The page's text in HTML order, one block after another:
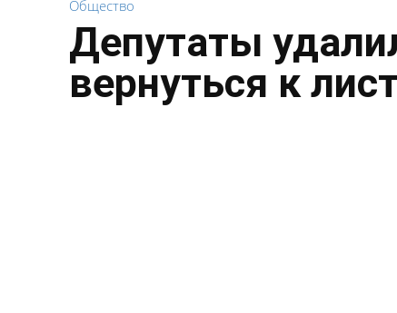
Общество
Депутаты
вернуться к